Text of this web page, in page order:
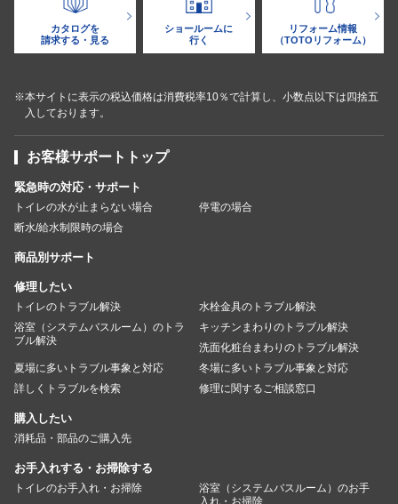
カタログを
請求する・見る
ショールームに
行く
リフォーム情報
（TOTOリフォーム）
※本サイトに表示の税込価格は消費税率10％で計算し、小数点以下は四捨五
入しております。
お客様サポートトップ
緊急時の対応・サポート
トイレの水が止まらない場合
停電の場合
断水/給水制限時の場合
商品別サポート
修理したい
トイレのトラブル解決
水栓金具のトラブル解決
浴室（システムバスルーム）のトラ
ブル解決
キッチンまわりのトラブル解決
洗面化粧台まわりのトラブル解決
夏場に多いトラブル事象と対応
冬場に多いトラブル事象と対応
詳しくトラブルを検索
修理に関するご相談窓口
購入したい
消耗品・部品のご購入先
お手入れする・お掃除する
トイレのお手入れ・お掃除
浴室（システムバスルーム）のお手
入れ・お掃除